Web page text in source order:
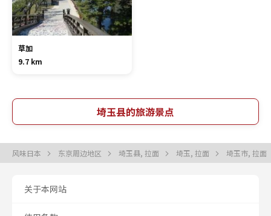
草加
9.7 km
埼玉县的旅游景点
风味日本 东京周边地区 埼玉县, 拉面 埼玉, 拉面 埼玉市, 拉面
关于本网站